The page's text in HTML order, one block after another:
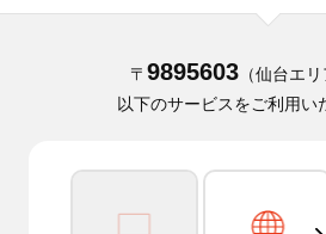
〒 9895603（仙台エリ
以下のサービスをご利用い